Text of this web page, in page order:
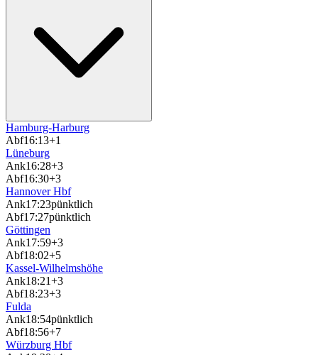
Hamburg-Harburg
Abf16:13+1
Lüneburg
Ank16:28+3
Abf16:30+3
Hannover Hbf
Ank17:23pünktlich
Abf17:27pünktlich
Göttingen
Ank17:59+3
Abf18:02+5
Kassel-Wilhelmshöhe
Ank18:21+3
Abf18:23+3
Fulda
Ank18:54pünktlich
Abf18:56+7
Würzburg Hbf